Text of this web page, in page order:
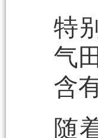
特
气
含
随